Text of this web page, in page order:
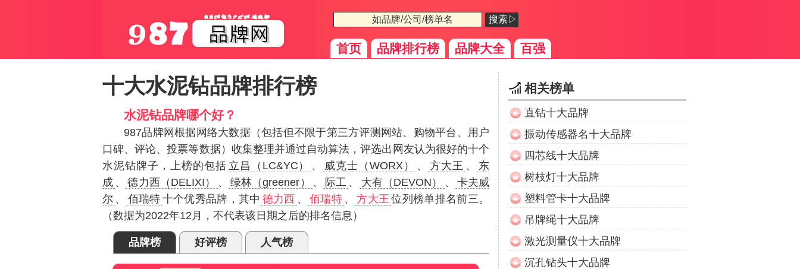
搜索▷
首页 品牌排行榜 品牌大全 百强
十大水泥钻品牌排行榜
水泥钻品牌哪个好？
987品牌网根据网络大数据（包括但不限于第三方评测网站、购物平台、用户
口碑、评论、投票等数据）收集整理并通过自动算法，评选出网友认为很好的十个
水泥钻牌子，上榜的包括 立昌（LC&YC） 、 威克士（WORX） 、 方大王 、
东
成 、 德力西（DELIXI） 、 绿林（greener） 、 际工 、 大有（DEVON） 、
卡夫威
尔 、 佰瑞特 十个优秀品牌，其中 德力西 、 佰瑞特 、 方大王 位列榜单排名前三。
（数据为2022年12月，不代表该日期之后的排名信息）
品牌榜 好评榜 人气榜
相关榜单
直钻十大品牌
振动传感器名十大品牌
四芯线十大品牌
树枝灯十大品牌
塑料管卡十大品牌
吊牌绳十大品牌
激光测量仪十大品牌
沉孔钻头十大品牌